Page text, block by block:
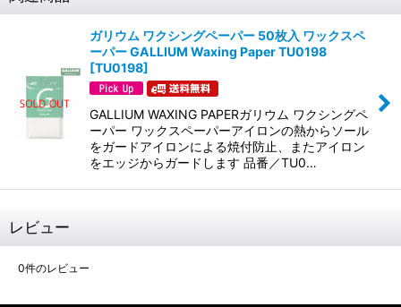
ガリウム ワクシングペーパー 50枚入 ワックスペ
ーパー GALLIUM Waxing Paper TU0198
[TU0198]
GALLIUM WAXING PAPERガリウム ワクシングペ
ーパー ワックスペーパーアイロンの熱からソール
をガードアイロンによる焼付防止、またアイロン
をエッジからガードします 品番／TU0…
レビュー
0件のレビュー